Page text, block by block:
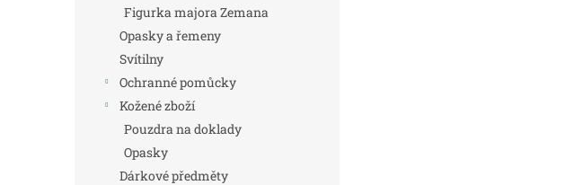
Figurka majora Zemana
Opasky a řemeny
Svítilny
Ochranné pomůcky
Kožené zboží
Pouzdra na doklady
Opasky
Dárkové předměty